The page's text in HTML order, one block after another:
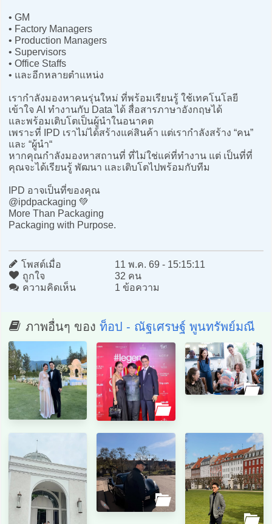
• GM
• Factory Managers
• Production Managers
• Supervisors
• Office Staffs
• และอีกหลายตำแหน่ง
เรากำลังมองหาคนรุ่นใหม่ ที่พร้อมเรียนรู้ ใช้เทคโนโลยี
เข้าใจ AI ทำงานกับ Data ได้ สื่อสารภาษาอังกฤษได้
และพร้อมเติบโตเป็นผู้นำในอนาคต
เพราะที่ IPD เราไม่ได้สร้างแค่สินค้า แต่เรากำลังสร้าง “คน”
และ “ผู้นำ“
หากคุณกำลังมองหาสถานที่ ที่ไม่ใช่แค่ที่ทำงาน แต่ เป็นที่ที่
คุณจะได้เรียนรู้ พัฒนา และเติบโตไปพร้อมกับทีม
IPD อาจเป็นที่ของคุณ
@ipdpackaging 💚
More Than Packaging
Packaging with Purpose.
โพสต์เมื่อ
11 พ.ค. 69 - 15:15:11
ถูกใจ
32 คน
ความคิดเห็น
1 ข้อความ
ภาพอื่นๆ ของ ท็อป - ณัฐเศรษฐ์ พูนทรัพย์มณี